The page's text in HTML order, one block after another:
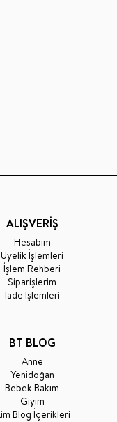
ALIŞVERİŞ
Hesabım
Üyelik İşlemleri
İşlem Rehberi
Siparişlerim
İade İşlemleri
BT BLOG
Anne
Yenidoğan
Bebek Bakım
Giyim
Blog İçerikleri